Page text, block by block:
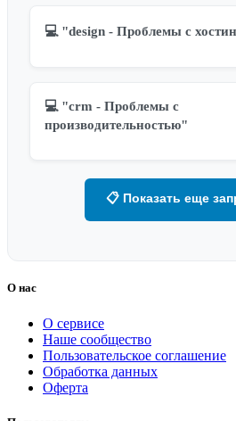
💻 "design - Проблемы с
💻 "crm - Проблемы с
производительностью"
📋 Показать еще
О нас
О сервисе
Наше сообщество
Пользовательское соглашение
Обработка данных
Оферта